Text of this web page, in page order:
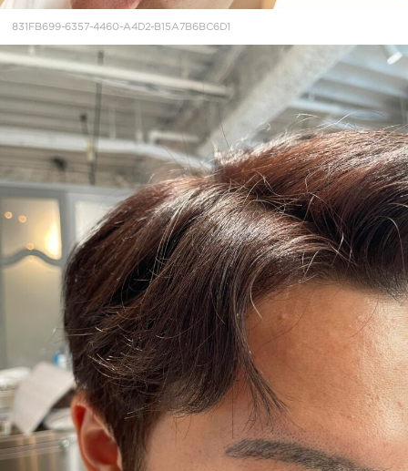
831FB699-6357-4460-A4D2-B15A7B6BC6D1